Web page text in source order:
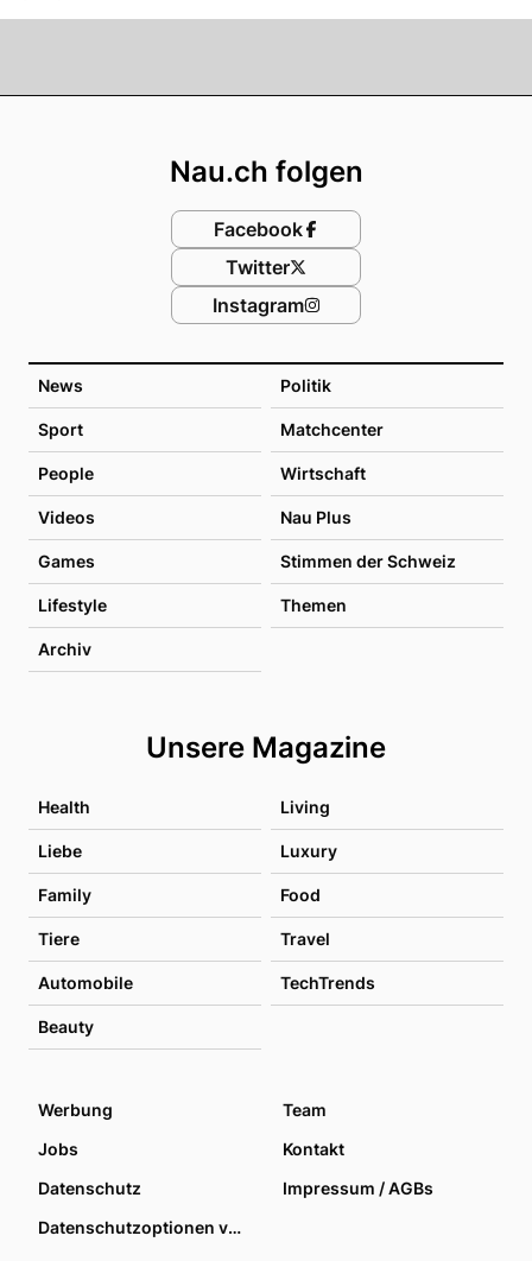
News Politik
Sport Matchcenter
People Wirtschaft
Videos Nau Plus
Games Stimmen der Schweiz
Lifestyle Themen
Archiv
Unsere Magazine
Health Living
Liebe Luxury
Family Food
Tiere Travel
Automobile TechTrends
Beauty
Nau.ch folgen
Facebook
Twitter
Instagram
Werbung
Team
Jobs
Kontakt
Datenschutz
Impressum / AGBs
Datenschutzoptionen verwalten